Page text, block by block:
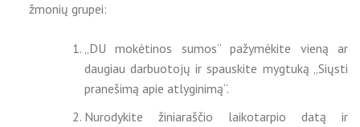
žmonių grupei:
„DU mokėtinos sumos“ pažymėkite vieną ar
daugiau darbuotojų ir spauskite mygtuką „Siųsti
pranešimą apie atlyginimą“.
Nurodykite žiniaraščio laikotarpio datą ir